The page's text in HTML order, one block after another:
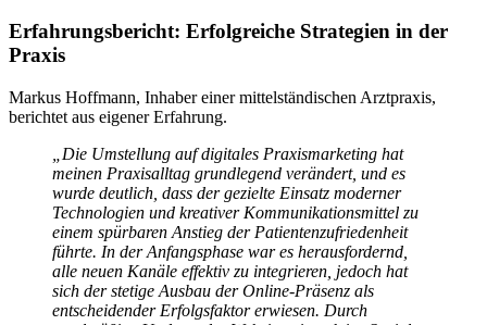
Erfahrungsbericht: Erfolgreiche Strategien in der
Praxis
Markus Hoffmann, Inhaber einer mittelständischen Arztpraxis,
berichtet aus eigener Erfahrung.
„Die Umstellung auf digitales Praxismarketing hat
meinen Praxisalltag grundlegend verändert, und es
wurde deutlich, dass der gezielte Einsatz moderner
Technologien und kreativer Kommunikationsmittel zu
einem spürbaren Anstieg der Patientenzufriedenheit
führte. In der Anfangsphase war es herausfordernd,
alle neuen Kanäle effektiv zu integrieren, jedoch hat
sich der stetige Ausbau der Online-Präsenz als
entscheidender Erfolgsfaktor erwiesen. Durch